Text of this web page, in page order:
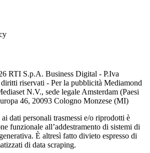
RTI S.p.A. Business Digital - P.Iva
riservati - Per la pubblicità Mediamond
N.V., sede legale Amsterdam (Paesi
46, 20093 Cologno Monzese (MI)
dati personali trasmessi e/o riprodotti è
funzionale all’addestramento di sistemi di
È altresì fatto divieto espresso di
di data scraping.